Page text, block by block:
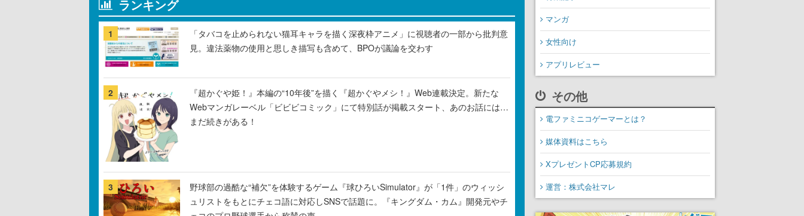
ランキング
1
「タバコを止められない猫耳キャラを描く深夜枠アニメ」に視聴者の一部から批判意
見。違法薬物の使用と思しき描写も含めて、BPOが議論を交わす
2
『超かぐや姫！』本編の“10年後”を描く『超かぐやメシ！』Web連載決定。新たな
Webマンガレーベル「ビビビコミック」にて特別話が掲載スタート、あのお話には…
まだ続きがある！
3
野球部の過酷な“補欠”を体験するゲーム『球ひろいSimulator』が「1件」のウィッシ
ュリストをもとにチェコ語に対応しSNSで話題に。『キングダム・カム』開発元やチ
マンガ
女性向け
アプリレビュー
その他
電ファミニコゲーマーとは？
媒体資料はこちら
XプレゼントCP応募規約
運営：株式会社マレ